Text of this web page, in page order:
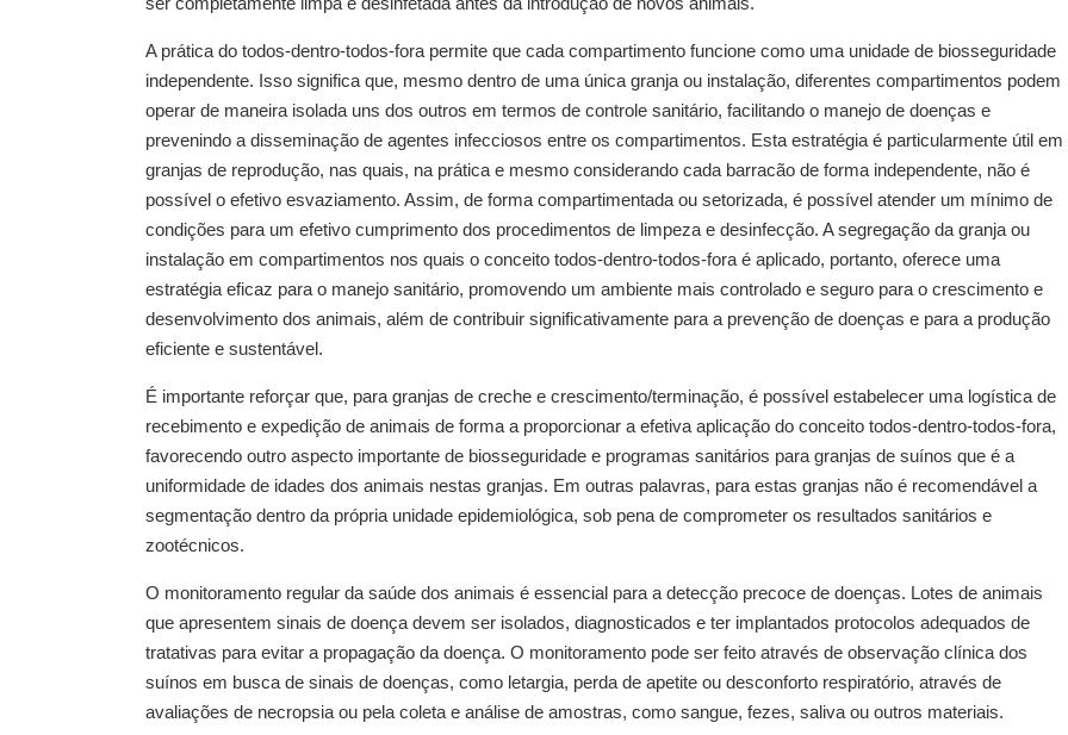
ser completamente limpa e desinfetada antes da introdução de novos animais.
A prática do todos-dentro-todos-fora permite que cada compartimento funcione como uma unidade de biosseguridade
independente. Isso significa que, mesmo dentro de uma única granja ou instalação, diferentes compartimentos podem
operar de maneira isolada uns dos outros em termos de controle sanitário, facilitando o manejo de doenças e
prevenindo a disseminação de agentes infecciosos entre os compartimentos. Esta estratégia é particularmente útil em
granjas de reprodução, nas quais, na prática e mesmo considerando cada barracão de forma independente, não é
possível o efetivo esvaziamento. Assim, de forma compartimentada ou setorizada, é possível atender um mínimo de
condições para um efetivo cumprimento dos procedimentos de limpeza e desinfecção. A segregação da granja ou
instalação em compartimentos nos quais o conceito todos-dentro-todos-fora é aplicado, portanto, oferece uma
estratégia eficaz para o manejo sanitário, promovendo um ambiente mais controlado e seguro para o crescimento e
desenvolvimento dos animais, além de contribuir significativamente para a prevenção de doenças e para a produção
eficiente e sustentável.
É importante reforçar que, para granjas de creche e crescimento/terminação, é possível estabelecer uma logística de
recebimento e expedição de animais de forma a proporcionar a efetiva aplicação do conceito todos-dentro-todos-fora,
favorecendo outro aspecto importante de biosseguridade e programas sanitários para granjas de suínos que é a
uniformidade de idades dos animais nestas granjas. Em outras palavras, para estas granjas não é recomendável a
segmentação dentro da própria unidade epidemiológica, sob pena de comprometer os resultados sanitários e
zootécnicos.
O monitoramento regular da saúde dos animais é essencial para a detecção precoce de doenças. Lotes de animais
que apresentem sinais de doença devem ser isolados, diagnosticados e ter implantados protocolos adequados de
tratativas para evitar a propagação da doença. O monitoramento pode ser feito através de observação clínica dos
suínos em busca de sinais de doenças, como letargia, perda de apetite ou desconforto respiratório, através de
avaliações de necropsia ou pela coleta e análise de amostras, como sangue, fezes, saliva ou outros materiais.